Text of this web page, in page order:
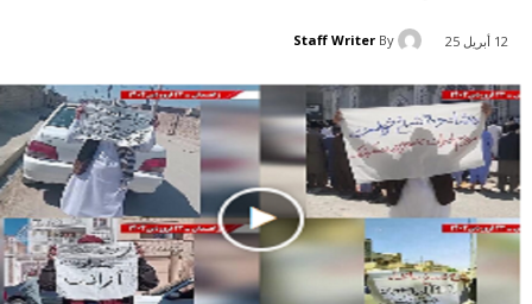
12 أبريل 25 By
Staff Writer